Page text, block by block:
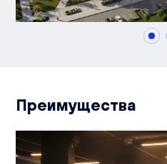
Преимущества